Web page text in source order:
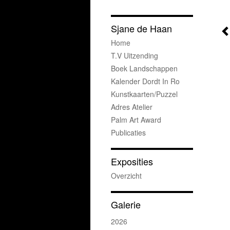
Sjane de Haan
Home
T.v Uitzending
Boek Landschappen
Kalender Dordt In Ro
Kunstkaarten/puzzel
Adres Atelier
Palm Art Award
Publicaties
Exposities
Overzicht
Galerie
2026